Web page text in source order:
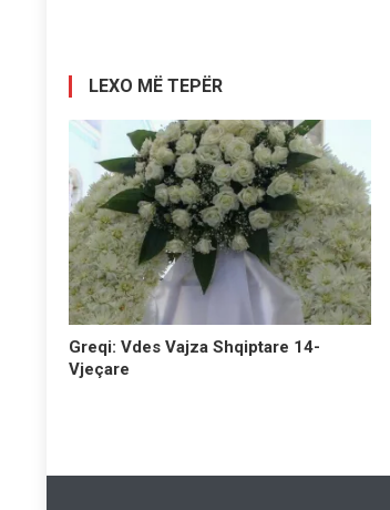
LEXO MË TEPËR
Greqi: Vdes Vajza Shqiptare 14-
Vjeçare